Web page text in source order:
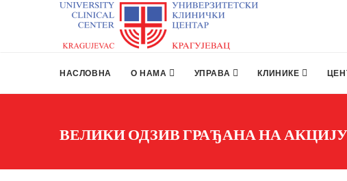
НАСЛОВНА О НАМА УПРАВА КЛИНИКЕ
ВЕЛИКИ ОДЗИВ ГРАЂАНА НА